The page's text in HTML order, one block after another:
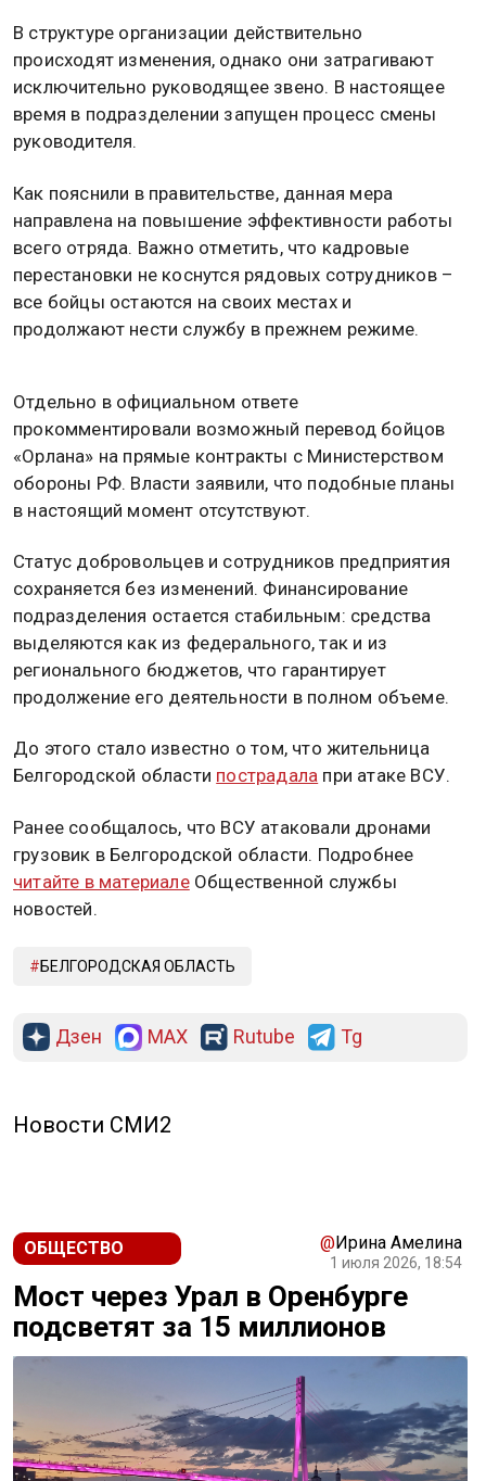
В структуре организации действительно
происходят изменения, однако они затрагивают
исключительно руководящее звено. В настоящее
время в подразделении запущен процесс смены
руководителя.
Как пояснили в правительстве, данная мера
направлена на повышение эффективности работы
всего отряда. Важно отметить, что кадровые
перестановки не коснутся рядовых сотрудников –
все бойцы остаются на своих местах и
продолжают нести службу в прежнем режиме.
Отдельно в официальном ответе
прокомментировали возможный перевод бойцов
«Орлана» на прямые контракты с Министерством
обороны РФ. Власти заявили, что подобные планы
в настоящий момент отсутствуют.
Статус добровольцев и сотрудников предприятия
сохраняется без изменений. Финансирование
подразделения остается стабильным: средства
выделяются как из федерального, так и из
регионального бюджетов, что гарантирует
продолжение его деятельности в полном объеме.
До этого стало известно о том, что жительница
Белгородской области пострадала при атаке ВСУ.
Ранее сообщалось, что ВСУ атаковали дронами
грузовик в Белгородской области. Подробнее
читайте в материалеОбщественной службы
новостей.
БЕЛГОРОДСКАЯ ОБЛАСТЬ
Дзен MAX Rutube Tg
Новости СМИ2
ОБЩЕСТВО @Ирина Амелина
1 июля 2026, 18:54
Мост через Урал в Оренбурге
подсветят за 15 миллионов